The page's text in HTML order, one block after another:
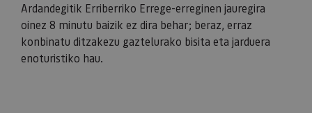
Ardandegitik Erriberriko Errege-erreginen jauregira
oinez 8 minutu baizik ez dira behar; beraz, erraz
konbinatu ditzakezu gaztelurako bisita eta jarduera
enoturistiko hau.